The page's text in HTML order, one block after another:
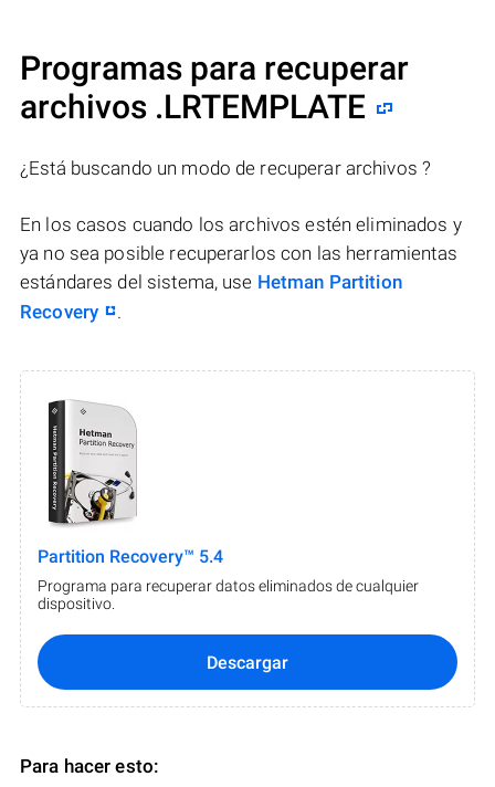
Programas para recuperar
archivos .LRTEMPLATE
¿Está buscando un modo de recuperar archivos ?
En los casos cuando los archivos estén eliminados y
ya no sea posible recuperarlos con las herramientas
estándares del sistema, use Hetman Partition
Recovery
.
Partition Recovery™ 5.4
Programa para recuperar datos eliminados de cualquier
dispositivo.
Descargar
Para hacer esto: